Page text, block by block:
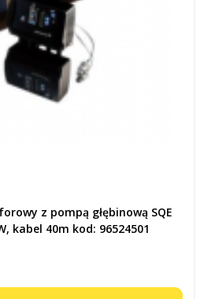
z pompą głębinową SQE
kabel 40m kod: 96524501